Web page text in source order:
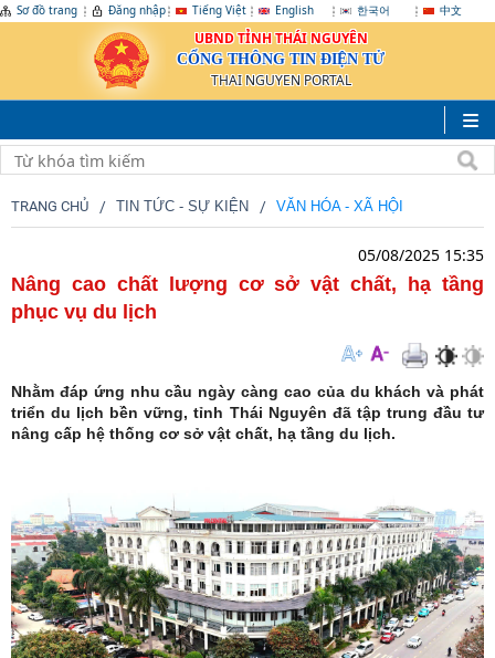
Sơ đồ trang Đăng nhập Tiếng Việt English 한국어 中文
UBND TỈNH THÁI NGUYÊN
CỔNG THÔNG TIN ĐIỆN TỬ
THAI NGUYEN PORTAL
TRANG CHỦ TIN TỨC - SỰ KIỆN VĂN HÓA - XÃ HỘI
05/08/2025 15:35
Nâng cao chất lượng cơ sở vật chất, hạ tầng
phục vụ du lịch
Nhằm đáp ứng nhu cầu ngày càng cao của du khách và phát
triển du lịch bền vững, tỉnh Thái Nguyên đã tập trung đầu tư
nâng cấp hệ thống cơ sở vật chất, hạ tầng du lịch.